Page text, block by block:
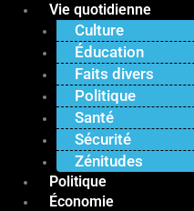
Vie quotidienne
Culture
Éducation
Faits divers
Politique
Santé
Sécurité
Zénitudes
Politique
Économie